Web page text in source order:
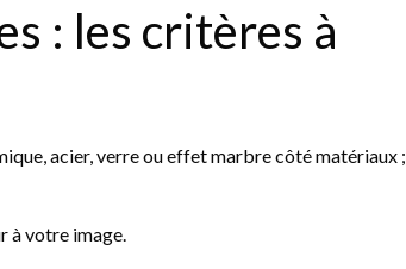
: les critères à
acier, verre ou effet marbre côté matériaux ;
à votre image.